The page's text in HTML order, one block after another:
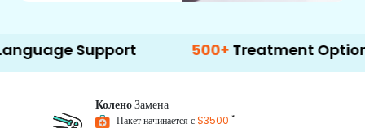
Support 500+ Treatment Options
КоленоЗамена
Пакет начинается с$3500 *